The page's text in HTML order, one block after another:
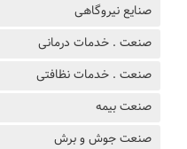
صنایع نیروگاهی
صنعت . خدمات درمانی
صنعت . خدمات نظافتی
صنعت بیمه
صنعت جوش و برش